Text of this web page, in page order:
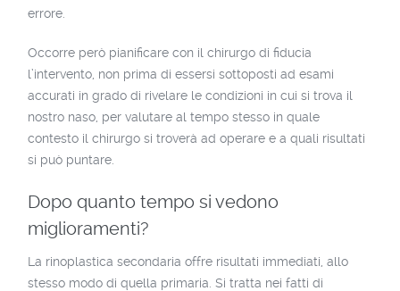
errore.
Occorre però pianificare con il chirurgo di fiducia
l’intervento, non prima di essersi sottoposti ad esami
accurati in grado di rivelare le condizioni in cui si trova il
nostro naso, per valutare al tempo stesso in quale
contesto il chirurgo si troverà ad operare e a quali risultati
si può puntare.
Dopo quanto tempo si vedono
miglioramenti?
La rinoplastica secondaria offre risultati immediati, allo
stesso modo di quella primaria. Si tratta nei fatti di